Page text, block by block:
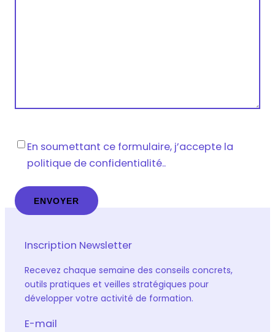
Vie
privée*
En soumettant ce formulaire, j’accepte la
politique de confidentialité..
Inscription Newsletter
Recevez chaque semaine des conseils concrets,
outils pratiques et veilles stratégiques pour
développer votre activité de formation.
E-mail